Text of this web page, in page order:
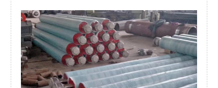
குரோம் தடிமன்
அளவு
டைனமிக் சமநிலை வேகம்